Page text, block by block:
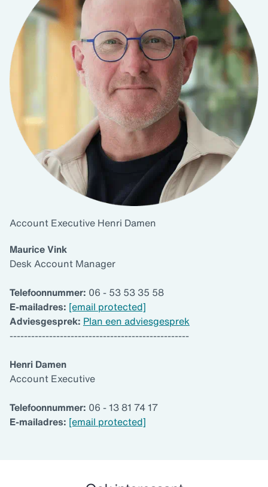
Account Executive Henri Damen
Maurice Vink
Desk Account Manager
Telefoonnummer: 06 - 53 53 35 58
E-mailadres: [email protected]
Adviesgesprek: Plan een adviesgesprek
--------------------------------------------------
Henri Damen
Account Executive
Telefoonnummer: 06 - 13 81 74 17
E-mailadres: [email protected]